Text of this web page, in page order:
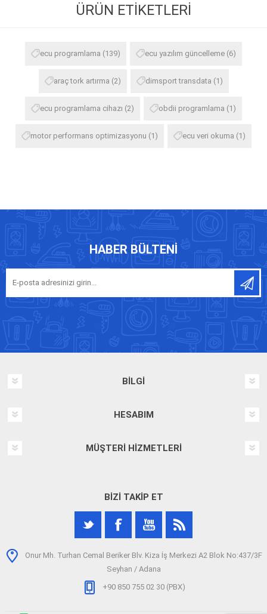
ÜRÜN ETIKETLERI
ecu programlama (139) ecu yazılım güncelleme (6)
araç tork artırma (2) dimsport transdata (1)
ecu programlama cihazı (2) obdii programlama (1)
motor performans optimizasyonu (1) ecu veri okuma (1)
HABER BÜLTENI
BILGI
HESABIM
MÜŞTERI HIZMETLERI
BIZI TAKIP ET
Onur Mh. Turhan Cemal Beriker Blv. Kiza İş Merkezi A2 Blok No:437/3F
Seyhan / Adana
+90 850 755 02 30 (PBX)